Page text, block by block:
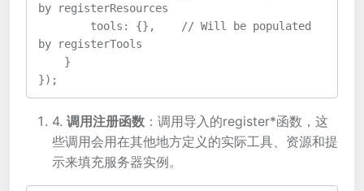
by registerResources
tools: {},    // Will be populated
by registerTools
}
});
4. 调用注册函数 ：调用导入的register*函数，这
些调用会用在其他地方定义的实际工具、资源和提
示来填充服务器实例。